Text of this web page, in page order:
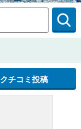
クチコミ投稿